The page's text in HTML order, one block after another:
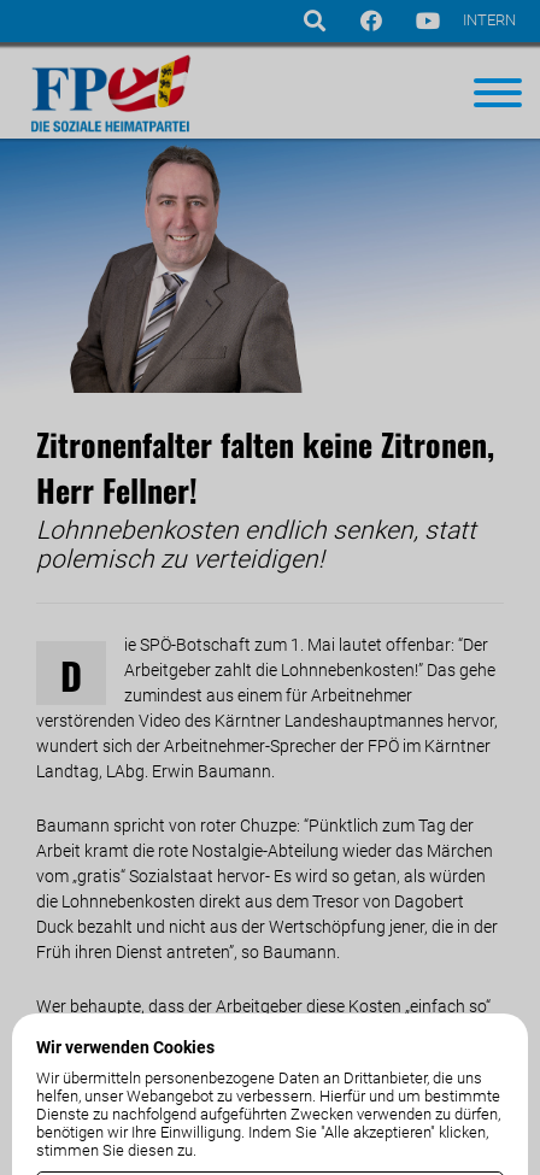
Navigation
Wir verwenden Cookies
Wir übermitteln personenbezogene Daten an Drittanbieter, die uns
helfen, unser Webangebot zu verbessern. Hierfür und um bestimmte
Dienste zu nachfolgend aufgeführten Zwecken verwenden zu dürfen,
benötigen wir Ihre Einwilligung. Indem Sie "Alle akzeptieren" klicken,
stimmen Sie diesen zu.
INTERN
Zitronenfalter falten keine Zitronen,
Herr Fellner!
Lohnnebenkosten endlich senken, statt
polemisch zu verteidigen!
D
ie SPÖ-Botschaft zum 1. Mai lautet offenbar: “Der
Arbeitgeber zahlt die Lohnnebenkosten!” Das gehe
zumindest aus einem für Arbeitnehmer
verstörenden Video des Kärntner Landeshauptmannes hervor,
wundert sich der Arbeitnehmer-Sprecher der FPÖ im Kärntner
Landtag, LAbg. Erwin Baumann.
Baumann spricht von roter Chuzpe: “Pünktlich zum Tag der
Arbeit kramt die rote Nostalgie-Abteilung wieder das Märchen
vom „gratis“ Sozialstaat hervor- Es wird so getan, als würden
die Lohnnebenkosten direkt aus dem Tresor von Dagobert
Duck bezahlt und nicht aus der Wertschöpfung jener, die in der
Früh ihren Dienst antreten”, so Baumann.
Wer behaupte, dass der Arbeitgeber diese Kosten „einfach so“
falten. Fakt sei hingegen, dass jeder Cent, den der Staat als
Lohnnebenkosten deklariere, Teil der Gesamtarbeitskosten sei.
“Das ist Geld, das der Arbeitnehmer erwirtschaftet hat, er aber
nie auf seinem Konto sieht! Die Reallöhne bleiben im Keller, die